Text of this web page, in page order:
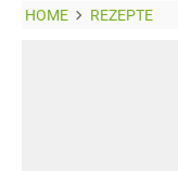
HOME REZEPTE